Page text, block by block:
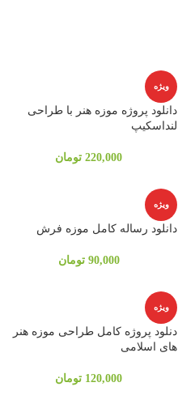
ویژه
دانلود پروژه موزه هنر با طراحی
لنداسکیپ
220,000 تومان
ویژه
دانلود رساله کامل موزه فرش
90,000 تومان
ویژه
دنلود پروژه کامل طراحی موزه هنر
های اسلامی
120,000 تومان